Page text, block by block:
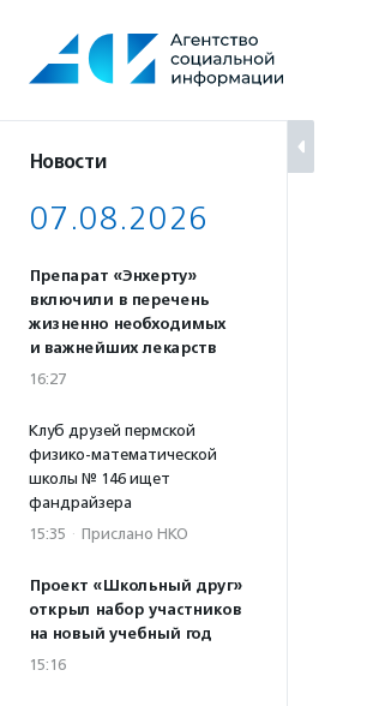
содержанию
Новости
07.08.2026
Препарат «Энхерту»
включили в перечень
жизненно необходимых
и важнейших лекарств
16:27
Клуб друзей пермской
физико-математической
школы № 146 ищет
фандрайзера
15:35 · Прислано НКО
Проект «Школьный друг»
открыл набор участников
на новый учебный год
15:16